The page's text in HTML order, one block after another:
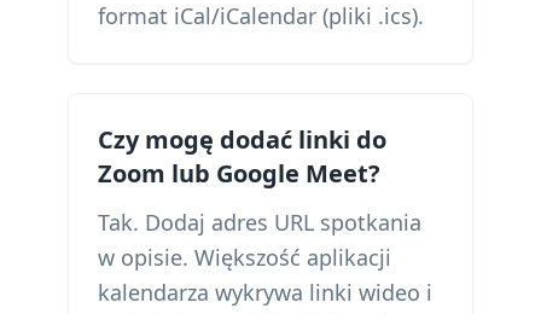
format iCal/iCalendar (pliki .ics).
Czy mogę dodać linki do
Zoom lub Google Meet?
Tak. Dodaj adres URL spotkania
w opisie. Większość aplikacji
kalendarza wykrywa linki wideo i